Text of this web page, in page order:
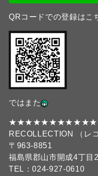
QRコードでの登録はこ
ではまた
RECOLLECTION （レ
〒963-8851
福島県郡山市開成4丁目
TEL：024-927-0610